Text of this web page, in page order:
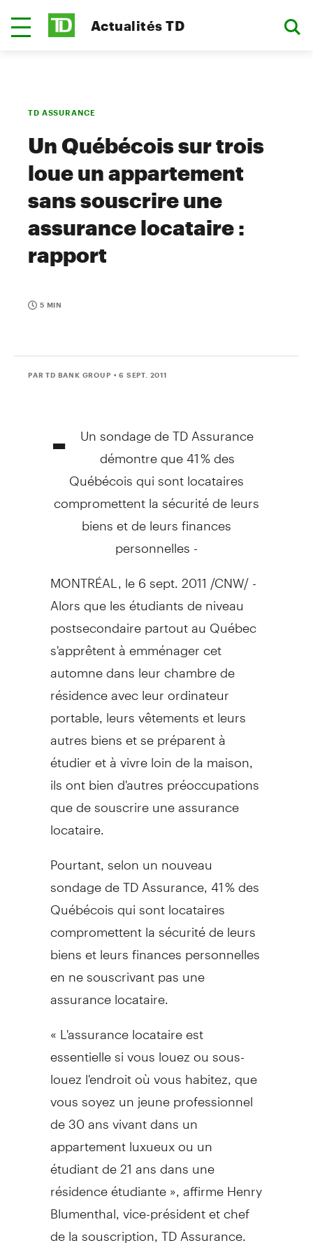
Actualités TD
TD ASSURANCE
Un Québécois sur trois
loue un appartement
sans souscrire une
assurance locataire :
rapport
5 MIN
PAR TD BANK GROUP • 6 SEPT. 2011
- Un sondage de TD Assurance
démontre que 41 % des
Québécois qui sont locataires
compromettent la sécurité de leurs
biens et de leurs finances
personnelles -
MONTRÉAL, le6 sept. 2011 /CNW/ -
Alors que les étudiants de niveau
postsecondaire partout au Québec
s'apprêtent à emménager cet
automne dans leur chambre de
résidence avec leur ordinateur
portable, leurs vêtements et leurs
autres biens et se préparent à
étudier et à vivre loin de la maison,
ils ont bien d'autres préoccupations
que de souscrire une assurance
locataire.
Pourtant, selon un nouveau
sondage de TD Assurance, 41 % des
Québécois qui sont locataires
compromettent la sécurité de leurs
biens et leurs finances personnelles
en ne souscrivant pas une
assurance locataire.
« L'assurance locataire est
essentielle si vous louez ou sous-
louez l'endroit où vous habitez, que
vous soyez un jeune professionnel
de 30 ans vivant dans un
appartement luxueux ou un
étudiant de 21 ans dans une
résidence étudiante », affirmeHenry
Blumenthal , vice-président et chef
de la souscription, TD Assurance.